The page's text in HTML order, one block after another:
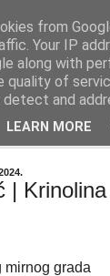
ISSN
|
mirnog grada
from
Your IP
along with
quality of
and
LEARN MORE